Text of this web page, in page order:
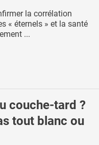
la corrélation
« éternels » et la santé
...
couche-tard ?
tout blanc ou